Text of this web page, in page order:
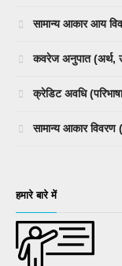
सामान्य आकार आय
कवरेज अनुपात (अर्थ,
क्रेडिट अवधि
सामान्य आकार विवरण
हमारे बारे में